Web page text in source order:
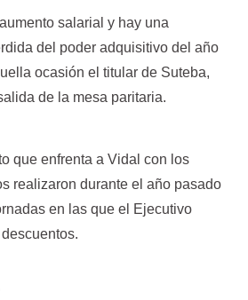
salarial y hay una
del poder adquisitivo del año
ocasión el titular de Suteba,
de la mesa paritaria.
que enfrenta a Vidal con los
realizaron durante el año pasado
en las que el Ejecutivo